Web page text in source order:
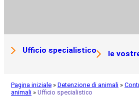
Ufficio specialistico le
Pagina iniziale » Detenzione di animali »
animali » Ufficio specialistico